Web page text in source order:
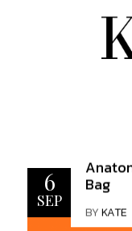
6
SEP
Bag
BYKATE